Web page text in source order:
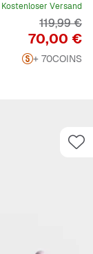
Kostenloser Versand
Preis
70,00 €
119,99 €
+ 70COINS